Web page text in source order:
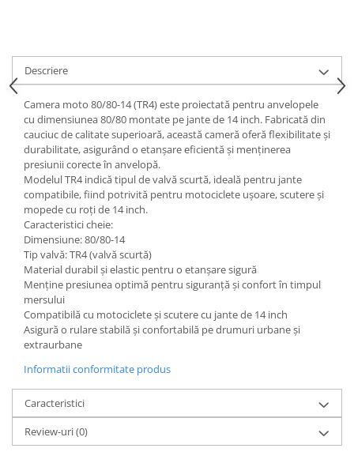
Anvelope moto
Camere moto
Anvelope ATV
Cauciucuri bicicleta
Anvelope și Camere Utilaje
https://www.doctortrotineta.ro/plata-
tbi?
forceOriginalForEdit=1&preview=00681
Descriere
Camera moto 80/80-14 (TR4) este proiectată pentru anvelopele
cu dimensiunea 80/80 montate pe jante de 14 inch. Fabricată din
cauciuc de calitate superioară, această cameră oferă flexibilitate și
durabilitate, asigurând o etanșare eficientă și menținerea
presiunii corecte în anvelopă.
Modelul TR4 indică tipul de valvă scurtă, ideală pentru jante
compatibile, fiind potrivită pentru motociclete ușoare, scutere și
mopede cu roți de 14 inch.
Caracteristici cheie:
Dimensiune: 80/80-14
Tip valvă: TR4 (valvă scurtă)
Material durabil și elastic pentru o etanșare sigură
Menține presiunea optimă pentru siguranță și confort în timpul
mersului
Compatibilă cu motociclete și scutere cu jante de 14 inch
Asigură o rulare stabilă și confortabilă pe drumuri urbane și
extraurbane
Informatii conformitate produs
Caracteristici
Review-uri(0)